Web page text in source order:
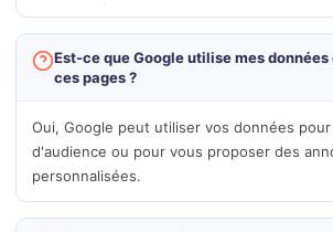
Est-ce que Google utilise mes
ces pages ?
Oui, Google peut utiliser vos données pour
d'audience ou pour vous proposer des
personnalisées.